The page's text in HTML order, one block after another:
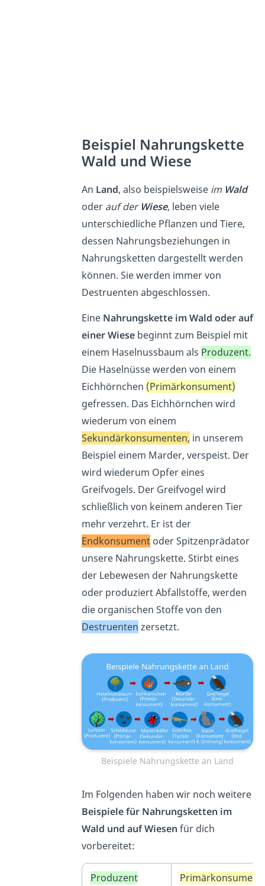
Beispiel Nahrungskette
Wald und Wiese
An Land, also beispielsweise im Wald
oder auf der Wiese, leben viele
unterschiedliche Pflanzen und Tiere,
dessen Nahrungsbeziehungen in
Nahrungsketten dargestellt werden
können. Sie werden immer von
Destruenten abgeschlossen.
Eine Nahrungskette im Wald oder auf
einer Wiese beginnt zum Beispiel mit
einem Haselnussbaum als Produzent.
Die Haselnüsse werden von einem
Eichhörnchen (Primärkonsument)
gefressen. Das Eichhörnchen wird
wiederum von einem
Sekundärkonsumenten, in unserem
Beispiel einem Marder, verspeist. Der
wird wiederum Opfer eines
Greifvogels. Der Greifvogel wird
schließlich von keinem anderen Tier
mehr verzehrt. Er ist der
Endkonsument oder Spitzenprädator
unsere Nahrungskette. Stirbt eines
der Lebewesen der Nahrungskette
oder produziert Abfallstoffe, werden
die organischen Stoffe von den
Destruenten zersetzt.
Beispiele Nahrungskette an Land
Im Folgenden haben wir noch weitere
Beispiele für Nahrungsketten im
Wald und auf Wiesen für dich
vorbereitet:
Produzent Primärkonsument